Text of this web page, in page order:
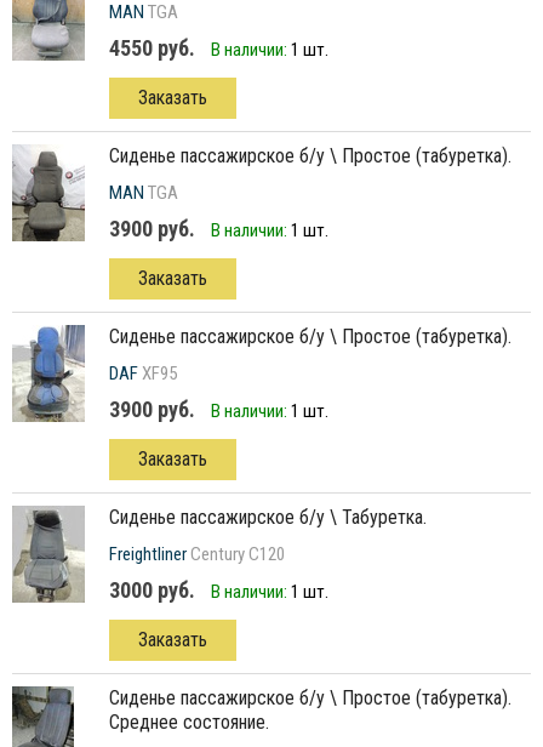
MAN TGA
4550 руб. В наличии: 1 шт.
Заказать
сиденье пассажирское б/у \ Простое (табуретка).
MAN TGA
3900 руб. В наличии: 1 шт.
Заказать
сиденье пассажирское б/у \ Простое (табуретка).
DAFXF95
3900 руб. В наличии: 1 шт.
Заказать
сиденье пассажирское б/у \ Табуретка.
FreightlinerCentury C120
3000 руб. В наличии: 1 шт.
Заказать
сиденье пассажирское б/у \ Простое (табуретка).
Среднее состояние.